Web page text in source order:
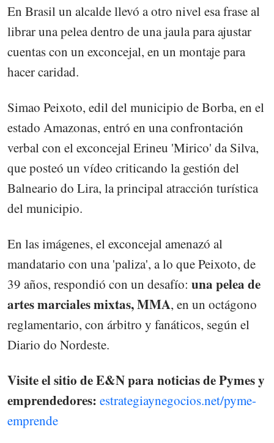
En Brasil un alcalde llevó a otro nivel esa frase al
librar una pelea dentro de una jaula para ajustar
cuentas con un exconcejal, en un montaje para
hacer caridad.
Simao Peixoto, edil del municipio de Borba, en el
estado Amazonas, entró en una confrontación
verbal con el exconcejal Erineu 'Mirico' da Silva,
que posteó un vídeo criticando la gestión del
Balneario do Lira, la principal atracción turística
del municipio.
En las imágenes, el exconcejal amenazó al
mandatario con una 'paliza', a lo que Peixoto, de
39 años, respondió con un desafío: una pelea de
artes marciales mixtas, MMA, en un octágono
reglamentario, con árbitro y fanáticos, según el
Diario do Nordeste.
Visite el sitio de E&N para noticias de Pymes y
emprendedores: estrategiaynegocios.net/pyme-
emprende